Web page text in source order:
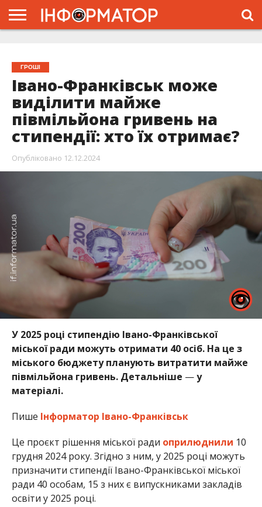
ГРОШІ
Івано-Франківськ може
виділити майже
півмільйона гривень на
стипендії: хто їх отримає?
Опубліковано 12.12.2024
У 2025 році стипендію Івано-Франківської
міської ради можуть отримати 40 осіб. На це з
міського бюджету планують витратити майже
півмільйона гривень. Детальніше —у
матеріалі.
Пише Інформатор Івано-Франківськ
Це проєкт рішення міської ради оприлюднили 10
грудня 2024 року. Згідно з ним, у 2025 році можуть
призначити стипендії Івано-Франківської міської
ради 40 особам, 15 з них є випускниками закладів
освіти у 2025 році.